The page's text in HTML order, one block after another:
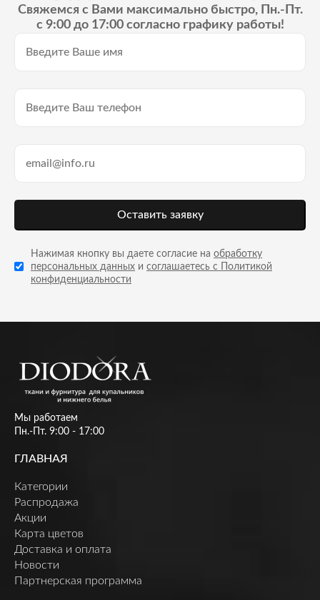
Свяжемся с Вами максимально быстро, Пн.-Пт.
с 9:00 до 17:00 согласно графику работы!
Оставить заявку
Нажимая кнопку вы даете согласие на обработку
персональных данных и соглашаетесь с Политикой
конфиденциальности
Мы работаем
Пн.-Пт. 9:00 - 17:00
ГЛАВНАЯ
Категории
Распродажа
Акции
Карта цветов
Доставка и оплата
Новости
Партнерская программа